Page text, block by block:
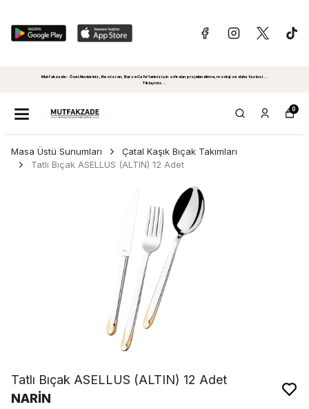
Mutfakzade - Özel Alanlariniz, Restoran, Bar ve Cafe'leriniz için sıfırdan projelendirme, montaj ve daha fazlasi...
Tiklayiniz...
0
Masa Üstü Sunumları
Çatal Kaşık Bıçak Takımları
Tatlı Bıçak ASELLUS (ALTIN) 12 Adet
Tatlı Bıçak ASELLUS (ALTIN) 12 Adet
NARİN